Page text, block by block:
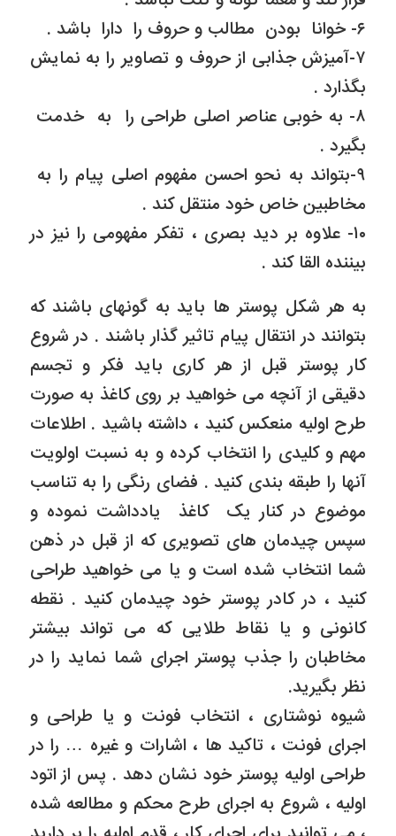
۶- خوانا بودن مطالب و حروف را دارا باشد .
۷-آمیزش جذابی از حروف و تصاویر را به نمایش
بگذارد .
۸- به خوبی عناصر اصلی طراحی را به خدمت
بگیرد .
۹-بتواند به نحو احسن مفهوم اصلی پیام را به
مخاطبین خاص خود منتقل کند .
۱۰- علاوه بر دید بصری ، تفکر مفهومی را نیز در
بیننده القا کند .
به هر شکل پوستر ها باید به گونهای باشند که
بتوانند در انتقال پیام تاثیر گذار باشند . در شروع
کار پوستر قبل از هر کاری باید فکر و تجسم
دقیقی از آنچه می خواهید بر روی کاغذ به صورت
طرح اولیه منعکس کنید ، داشته باشید . اطلاعات
مهم و کلیدی را انتخاب کرده و به نسبت اولویت
آنها را طبقه بندی کنید . فضای رنگی را به تناسب
موضوع در کنار یک کاغذ یادداشت نموده و
سپس چیدمان های تصویری که از قبل در ذهن
شما انتخاب شده است و یا می خواهید طراحی
کنید ، در کادر پوستر خود چیدمان کنید . نقطه
کانونی و یا نقاط طلایی که می تواند بیشتر
مخاطبان را جذب پوستر اجرای شما نماید را در
نظر بگیرید.
شیوه نوشتاری ، انتخاب فونت و یا طراحی و
اجرای فونت ، تاکید ها ، اشارات و غیره … را در
طراحی اولیه پوستر خود نشان دهد . پس از اتود
اولیه ، شروع به اجرای طرح محکم و مطالعه شده